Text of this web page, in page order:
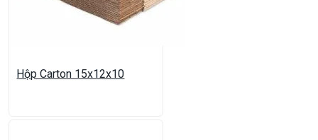
Hộp Carton 15x12x10